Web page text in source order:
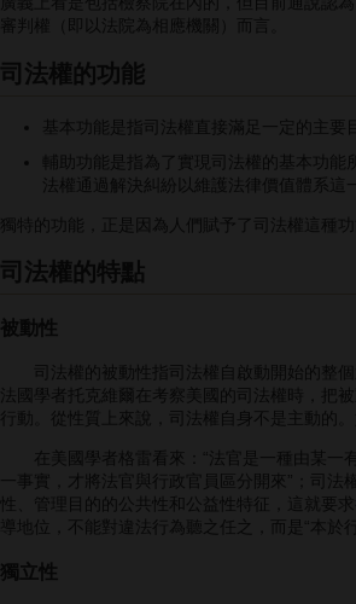
審判權（即以法院為相應機關）而言。
司法權的功能
基本功能是指司法權直接滿足一定的主
輔助功能是指為了實現司法權的基本功
法權通過解決糾紛以維護法律價值體系這一
獨特的功能，正是因為人們賦予了司法權這種
司法權的特點
被動性
司法權的被動性指司法權自啟動開始的整個
法國學者托克維爾在考察美國的司法權時，把
行動。從性質上來說，司法權自身不是主動的
在美國學者格雷看來：“法官是一種由某一有
一事實，才將法官與行政官員區分開來”；司
性、管理目的的公共性和公益性特征，這就要求
導地位，不能對違法行為聽之任之，而是“本
獨立性